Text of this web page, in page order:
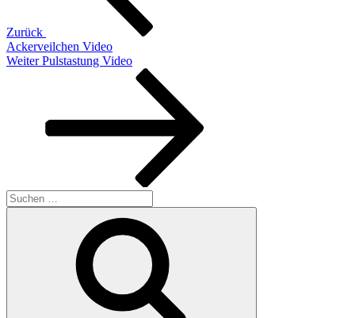
Zurück
Ackerveilchen Video
Nächster
Weiter Pulstastung Video
Suchen
nach: